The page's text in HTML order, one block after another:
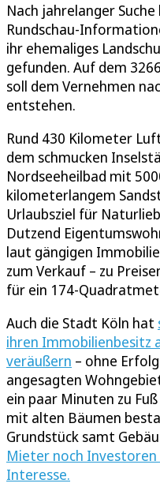
Nach jahrelanger
Rundschau-
ihr ehemaliges
gefunden. Auf dem
soll dem Vernehmen
entstehen.
Rund 430 Kilometer
dem schmucken
Nordseeheilbad mit
kilometerlangem
Urlaubsziel für
Dutzend
laut gängigen
zum Verkauf – zu
für ein 174-
Auch die Stadt Köln hat
ihren Immobilienbesitz
veräußern – ohne
angesagten
ein paar Minuten zu
mit alten Bäumen
Grundstück samt
Mieter noch
Interesse.